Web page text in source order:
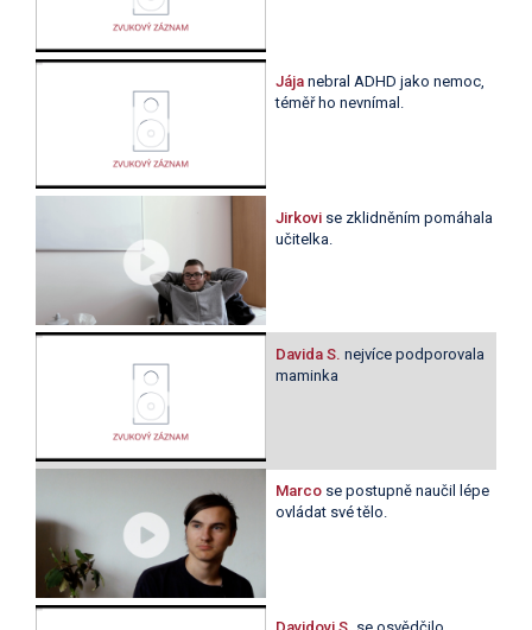
Jája nebral ADHD jako nemoc,
téměř ho nevnímal.
Jirkovi se zklidněním pomáhala
učitelka.
Davida S. nejvíce podporovala
maminka
Marco se postupně naučil lépe
ovládat své tělo.